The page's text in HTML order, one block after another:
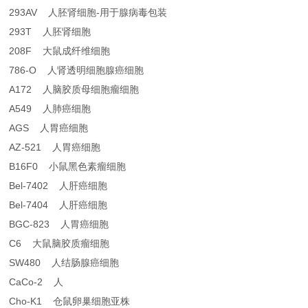
293AV 人胚肾细胞-用于腺病毒包装
293T 人胚肾细胞
208F 大鼠成纤维细胞
786-O 人肾透明细胞腺癌细胞
A172 人脑胶质母细胞瘤细胞
A549 人肺癌细胞
AGS 人胃癌细胞
AZ-521 人胃癌细胞
B16F0 小鼠黑色素瘤细胞
Bel-7402 人肝癌细胞
Bel-7404 人肝癌细胞
BGC-823 人胃癌细胞
C6 大鼠脑胶质瘤细胞
SW480 人结肠腺癌细胞
CaCo-2 人
Cho-K1 仓鼠卵巢细胞亚株